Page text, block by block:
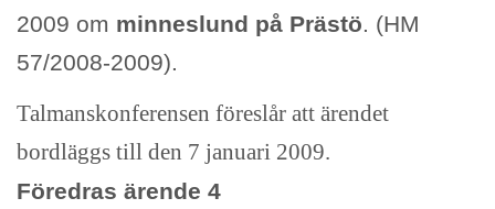
2009 om minneslund på Prästö. (HM
57/2008-2009).
Talmanskonferensen föreslår att ärendet
bordläggs till den 7 januari 2009.
Föredras ärende 4